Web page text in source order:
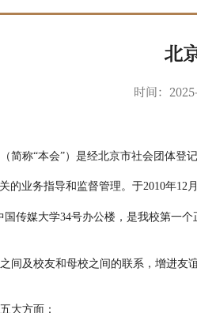
北
时间：
简称“本会”） 是经北京市社会团体登
的业务指导和监督管理。 于2010年12月
国传媒大学34号办公楼 ， 是我校第一个
间及校友和母校之间的联系，增进友
大方面：